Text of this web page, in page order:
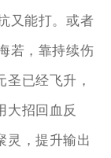
又能打。或者
若，靠持续伤
已经飞升，
大招回血反
灵，提升输出